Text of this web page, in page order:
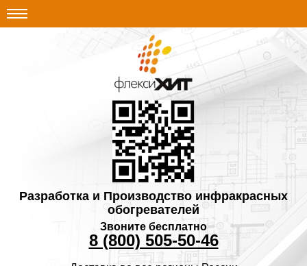
Разработка и Производство инфракрасных
обогревателей
Звоните бесплатно
8 (800) 505-50-46